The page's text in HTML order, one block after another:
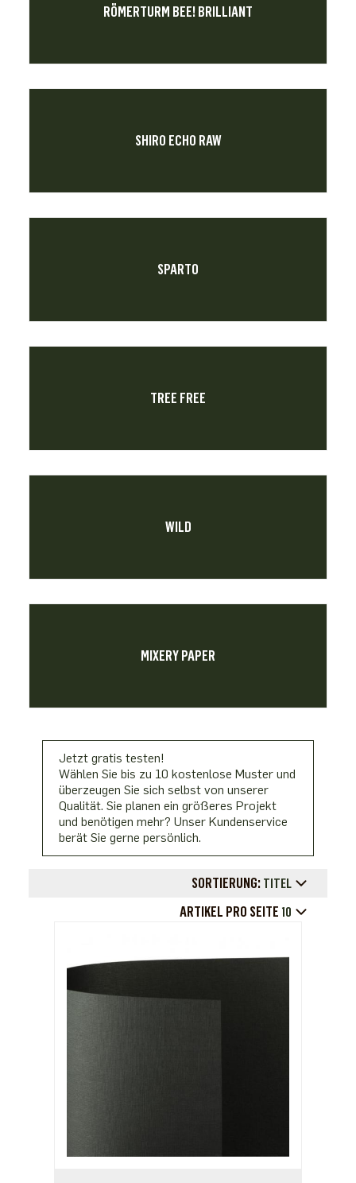
RÖMERTURM BEE! BRILLIANT
SHIRO ECHO RAW
SPARTO
TREE FREE
WILD
MIXERY PAPER
Jetzt gratis testen!
Wählen Sie bis zu 10 kostenlose Muster und
überzeugen Sie sich selbst von unserer
Qualität. Sie planen ein größeres Projekt
und benötigen mehr? Unser Kundenservice
berät Sie gerne persönlich.
SORTIERUNG: TITEL
ARTIKEL PRO SEITE 10